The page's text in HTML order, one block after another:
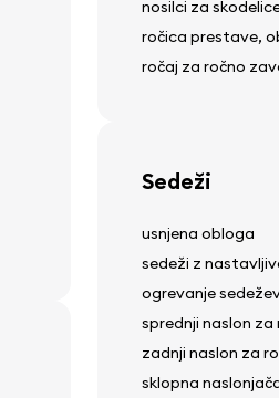
nosilci za
ročica prestave,
ročaj za ročno
Sedeži
usnjena obloga
sedeži z
ogrevanje
sprednji naslon za
zadnji naslon za
sklopna